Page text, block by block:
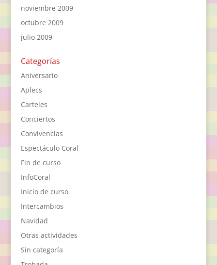
noviembre 2009
octubre 2009
julio 2009
Categorías
Aniversario
Aplecs
Carteles
Conciertos
Convivencias
Espectáculo Coral
Fin de curso
InfoCoral
Inicio de curso
Intercambios
Navidad
Otras actividades
Sin categoría